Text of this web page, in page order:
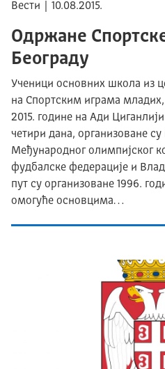
Вести | 10.08.2015.
Одржане
Београду
Ученици основних школа из
на Спортским играма младих,
2015. године на Ади
четири дана, организоване
Међународног олимпијског
фудбалске федерације и
пут су организоване 1996.
омогуће основцима…